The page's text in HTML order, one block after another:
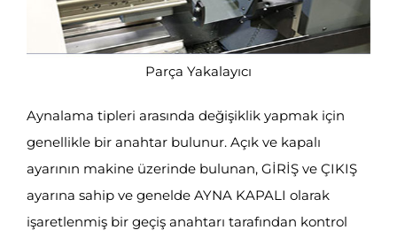
Parça Yakalayıcı
Aynalama tipleri arasında değişiklik yapmak için
genellikle bir anahtar bulunur. Açık ve kapalı
ayarının makine üzerinde bulunan, GİRİŞ ve ÇIKIŞ
ayarına sahip ve genelde AYNA KAPALI olarak
işaretlenmiş bir geçiş anahtarı tarafından kontrol